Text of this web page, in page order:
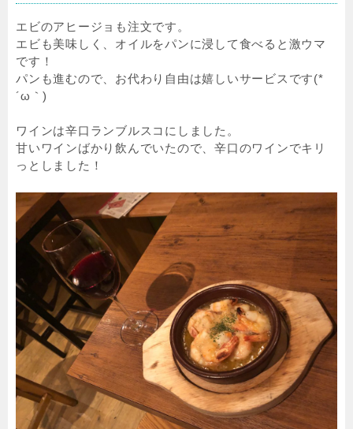
エビのアヒージョも注文です。
エビも美味しく、オイルをパンに浸して食べると激ウマ
です！
パンも進むので、お代わり自由は嬉しいサービスです(*
´ω｀)
ワインは辛口ランブルスコにしました。
甘いワインばかり飲んでいたので、辛口のワインでキリ
っとしました！